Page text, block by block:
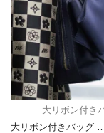
大リボン付き
大リボン付きバッグ …